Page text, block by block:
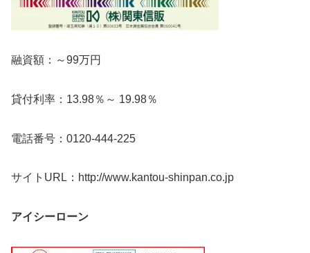
融資額：～99万円
貸付利率：13.98％～ 19.98％
電話番号：0120-444-225
サイトURL：http://www.kantou-shinpan.co.jp
アイシーローン